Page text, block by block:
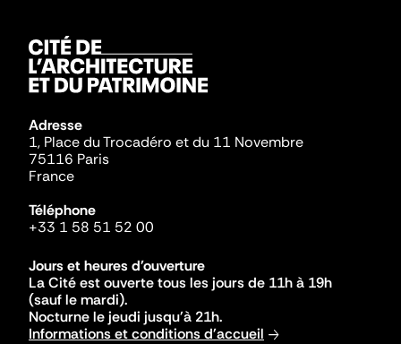
Adresse
1, Place du Trocadéro et du 11 Novembre
75116 Paris
France
Téléphone
+33 1 58 51 52 00
Jours et heures d'ouverture
La Cité est ouverte tous les jours de 11h à 19h
(sauf le mardi).
Nocturne le jeudi jusqu'à 21h.
Informations et conditions d'accueil